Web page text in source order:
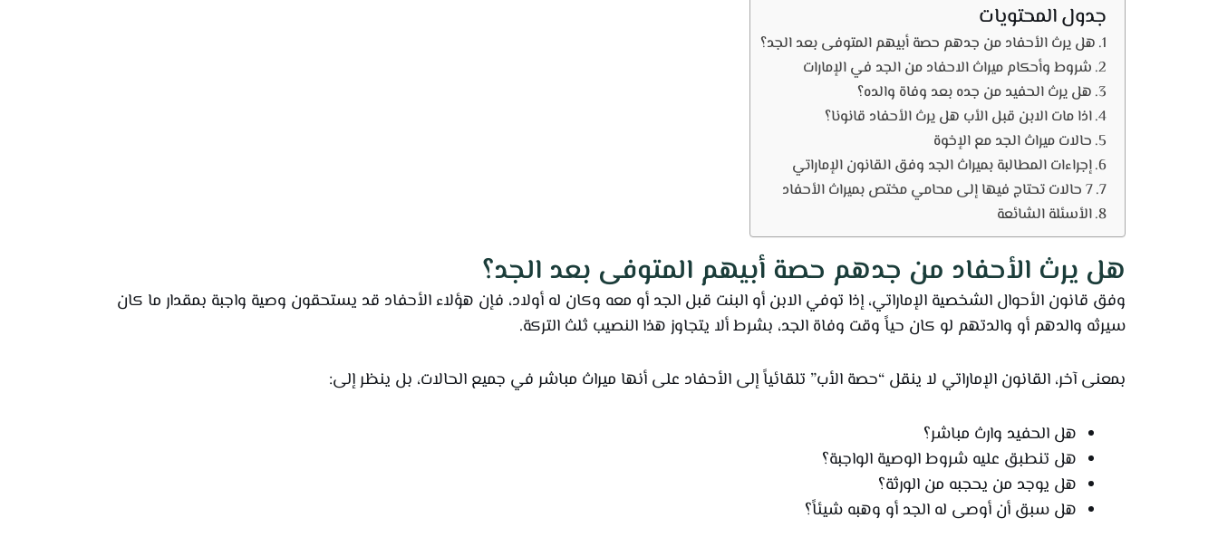
جدول المحتويات
هل يرث الأحفاد من جدهم حصة أبيهم المتوفى بعد الجد؟
شروط وأحكام ميراث الاحفاد من الجد في الإمارات
هل يرث الحفيد من جده بعد وفاة والده؟
اذا مات الابن قبل الأب هل يرث الأحفاد قانونا؟
حالات ميراث الجد مع الإخوة
إجراءات المطالبة بميراث الجد وفق القانون الإماراتي
7 حالات تحتاج فيها إلى محامي مختص بميراث الأحفاد
الأسئلة الشائعة
هل يرث الأحفاد من جدهم حصة أبيهم المتوفى بعد الجد؟
وفق قانون الأحوال الشخصية الإماراتي، إذا توفي الابن أو البنت قبل الجد أو معه وكان له أولاد، فإن هؤلاء الأحفاد قد يستحقون وصية واجبة بمقدار ما كان
سيرثه والدهم أو والدتهم لو كان حياً وقت وفاة الجد، بشرط ألا يتجاوز هذا النصيب ثلث التركة.
بمعنى آخر، القانون الإماراتي لا ينقل “حصة الأب” تلقائياً إلى الأحفاد على أنها ميراث مباشر في جميع الحالات، بل ينظر إلى:
هل الحفيد وارث مباشر؟
هل تنطبق عليه شروط الوصية الواجبة؟
هل يوجد من يحجبه من الورثة؟
هل سبق أن أوصى له الجد أو وهبه شيئاً؟